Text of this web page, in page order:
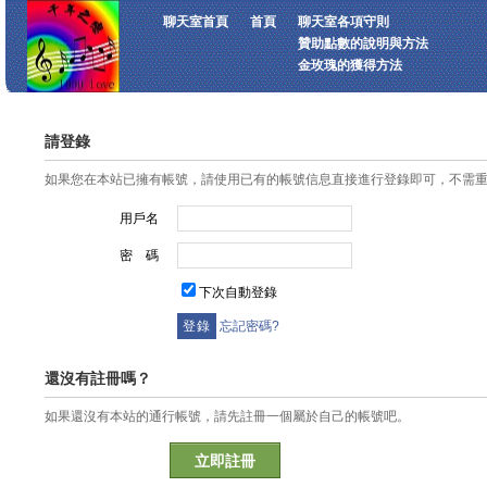
聊天室首頁 首頁
聊天室各項守則
贊助點數的說明與方法
金玫瑰的獲得方法
請登錄
如果您在本站已擁有帳號，請使用已有的帳號信息直接進行登錄即可，不需
用戶名
密 碼
下次自動登錄
忘記密碼?
還沒有註冊嗎？
如果還沒有本站的通行帳號，請先註冊一個屬於自己的帳號吧。
立即註冊